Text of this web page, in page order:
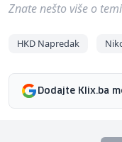
Znate nešto više o
HKD Napredak
Dodajte Klix.ba